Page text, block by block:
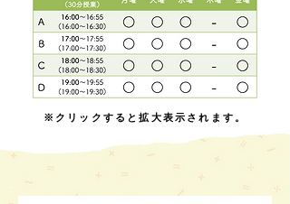
※クリックすると拡大表示されます。